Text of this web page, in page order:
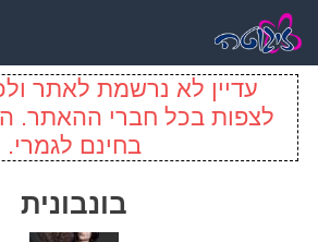
עדיין לא נרשמת לאתר
לצפות בכל חברי ההאתר.
בחינם לגמרי.
בונבונית